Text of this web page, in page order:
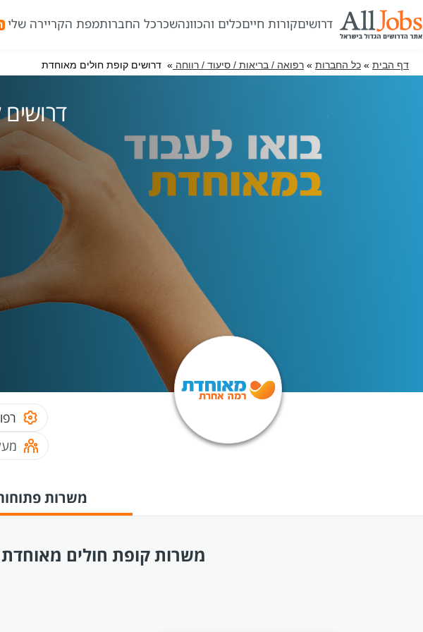
דרושיםקורות חייםכלים והכוונהשכרכל החברותמפת הקריירה שלי
דף הבית » כל החברות » רפואה / בריאות / סיעוד / רווחה » דרושים קופת חולים מאוחדת
מעל
משרות
משרות קופת חולים מאוחדת